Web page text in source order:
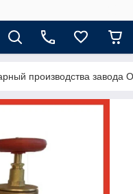
производства завода